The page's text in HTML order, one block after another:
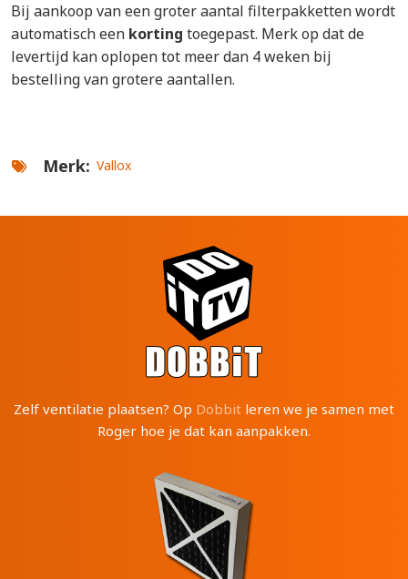
Bij aankoop van een groter aantal filterpakketten wordt
automatisch een korting toegepast. Merk op dat de
levertijd kan oplopen tot meer dan 4 weken bij
bestelling van grotere aantallen.
Merk Vallox
Zelf ventilatie plaatsen? Op Dobbit leren we je samen met
Roger hoe je dat kan aanpakken.